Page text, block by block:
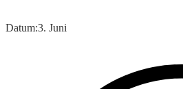
Datum:3. Juni